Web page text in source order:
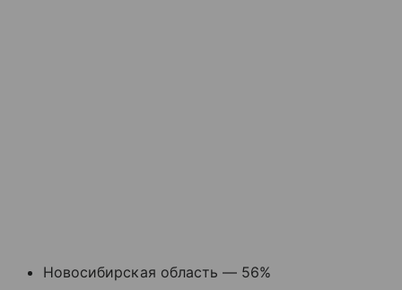
Новосибирская область — 56%